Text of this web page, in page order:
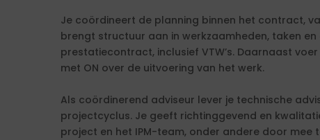
Je coördineert de planning binnen het contract,
brengt structuur aan in werkzaamheden, taken
prestatiecontract, inclusief VTW’s. Daarnaast
met ON over de uitvoering van het werk.
Als coördinerend adviseur lever je technische
projectcyclus. Je geeft richtinggevend en
project en het IPM-team, onder andere door mee